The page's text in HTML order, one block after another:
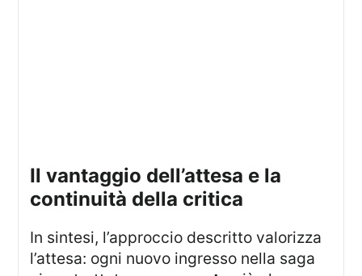
il vantaggio dell’attesa e la
continuità della critica
In sintesi, l’approccio descritto valorizza
l’attesa: ogni nuovo ingresso nella saga